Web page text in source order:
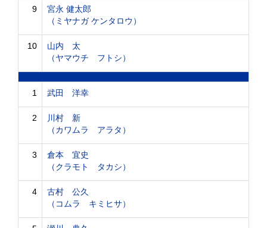
9
宮永 健太郎
（ミヤナガ ケンタロウ）
10
山内 太
（ヤマウチ フトシ）
1 武田 洋幸
2
川村 新
（カワムラ アラタ）
3
倉本 宜史
（クラモト タカシ）
4
古村 公久
（コムラ キミヒサ）